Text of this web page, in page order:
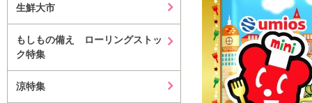
生鮮大市
もしもの備え ローリングストッ
ク特集
涼特集